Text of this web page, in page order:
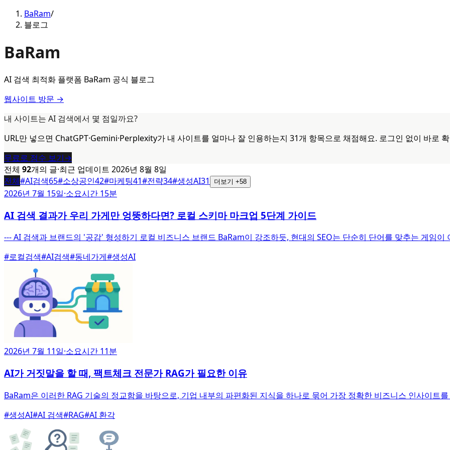
BaRam/
블로그
BaRam
AI 검색 최적화 플랫폼 BaRam 공식 블로그
웹사이트 방문 →
내 사이트는 AI 검색에서 몇 점일까요?
URL만 넣으면 ChatGPT·Gemini·Perplexity가 내 사이트를 얼마나 잘 인용하는지 31개 항목으로 채점해요. 로그인 없이 바로
무료로 점수 보기→
전체 92개의 글·최근 업데이트 2026년 8월 8일
전체#AI검색65#소상공인42#마케팅41#전략34#생성AI31 더보기 +58
2026년 7월 15일·소요시간 15분
AI 검색 결과가 우리 가게만 엉뚱하다면? 로컬 스키마 마크업 5단계 가이드
--- AI 검색과 브랜드의 '공감' 형성하기 로컬 비즈니스 브랜드 BaRam이 강조하듯, 현대의 SEO는 단순히 단어를 맞추는 게임이
#로컬검색#AI검색#동네가게#생성AI
2026년 7월 11일·소요시간 11분
AI가 거짓말을 할 때, 팩트체크 전문가 RAG가 필요한 이유
BaRam은 이러한 RAG 기술의 정교함을 바탕으로, 기업 내부의 파편화된 지식을 하나로 묶어 가장 정확한 비즈니스 인사이트
#생성AI#AI 검색#RAG#AI 환각